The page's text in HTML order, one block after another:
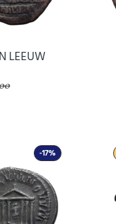
LEEUW
-17%